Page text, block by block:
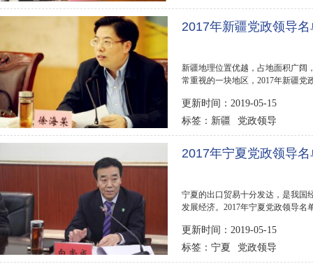
2017年新疆党政领导
新疆地理位置优越，占地面积广阔
常重视的一块地区，2017年新疆党
更新时间：2019-05-15
标签： 新疆 党政领导
2017年宁夏党政领导
宁夏的出口贸易十分发达，是我国
发展经济。2017年宁夏党政领导名
更新时间：2019-05-15
标签： 宁夏 党政领导